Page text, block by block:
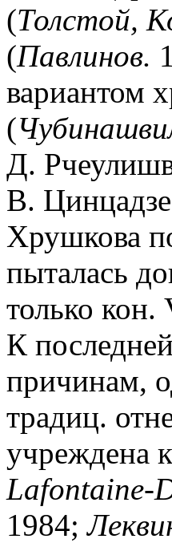
(Толстой,
(Павлинов.
вариантом
(
Д.
В.
Хрушкова
пыталась
только
К
причинам,
традиц.
учреждена
Lafontaine-
1984;